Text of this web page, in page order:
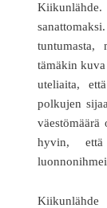
tämäkin
uteliaita,
polkujen
hyvin,
Kiikunlähde